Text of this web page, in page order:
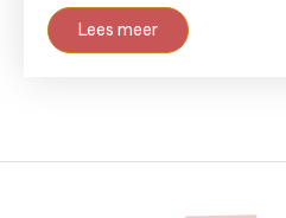
Lees meer